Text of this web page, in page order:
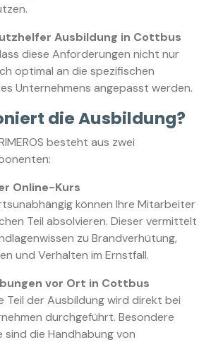
Ausbildung in Cottbus
diese Anforderungen nicht nur
optimal an die spezifischen
Unternehmens angepasst werden.
die Ausbildung?
besteht aus zwei
Online-Kurs
können Ihre Mitarbeiter
Teil absolvieren. Dieser vermittelt
zu Brandverhütung,
und Verhalten im Ernstfall.
vor Ort in Cottbus
Teil der Ausbildung wird direkt bei
durchgeführt. Besondere
sind die Handhabung von